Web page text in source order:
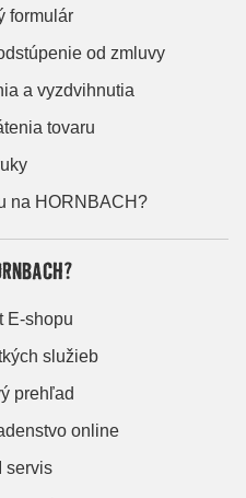
formulár
od zmluvy
a vyzdvihnutia
tovaru
na HORNBACH?
E-shopu
služieb
prehľad
online
servis